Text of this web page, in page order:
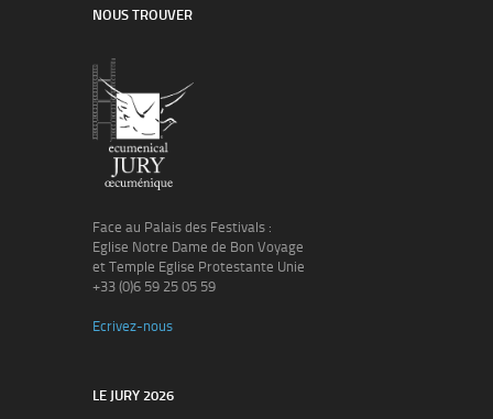
NOUS TROUVER
Face au Palais des Festivals :
Eglise Notre Dame de Bon Voyage
et Temple Eglise Protestante Unie
+33 (0)6 59 25 05 59
Ecrivez-nous
LE JURY 2026